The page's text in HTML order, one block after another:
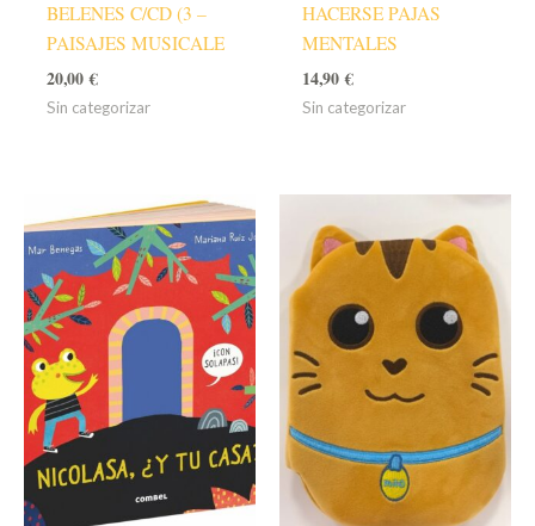
BELENES C/CD (3 –
PAISAJES MUSICALE
20,00€
Sin categorizar
HACERSE PAJAS
MENTALES
14,90€
Sin categorizar